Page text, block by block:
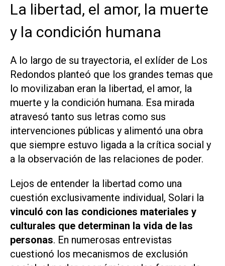
La libertad, el amor, la muerte
y la condición humana
A lo largo de su trayectoria, el exlíder de Los
Redondos planteó que los grandes temas que
lo movilizaban eran la libertad, el amor, la
muerte y la condición humana. Esa mirada
atravesó tanto sus letras como sus
intervenciones públicas y alimentó una obra
que siempre estuvo ligada a la crítica social y
a la observación de las relaciones de poder.
Lejos de entender la libertad como una
cuestión exclusivamente individual, Solari la
vinculó con las condiciones materiales y
culturales que determinan la vida de las
personas. En numerosas entrevistas
cuestionó los mecanismos de exclusión